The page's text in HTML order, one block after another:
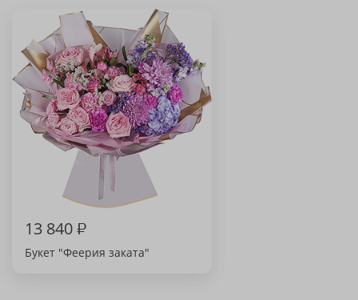
13 840₽
Букет "Феерия заката"